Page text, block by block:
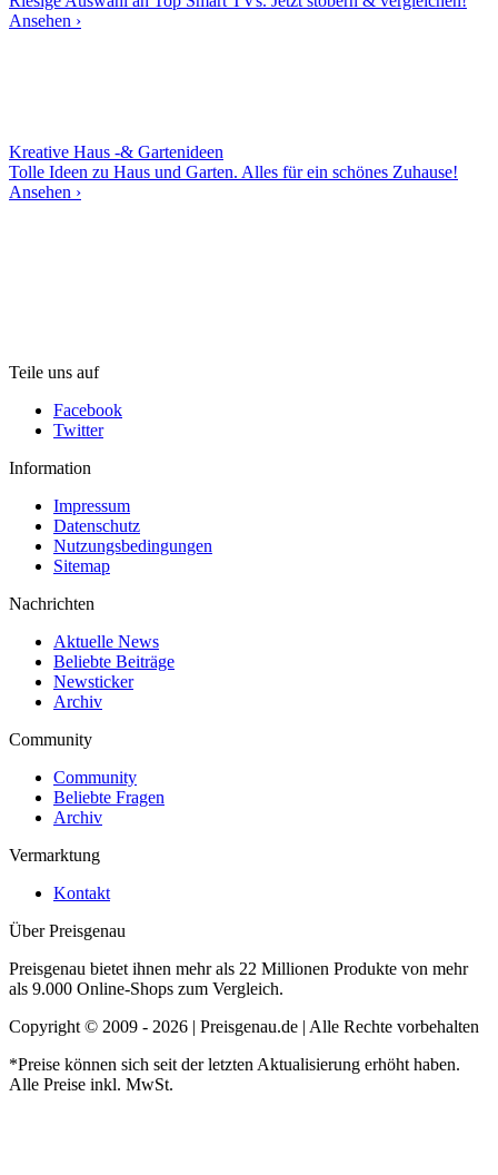
Ansehen ›
Kreative Haus -& Gartenideen
Tolle Ideen zu Haus und Garten. Alles für ein schönes Zuhause!
Ansehen ›
Teile uns auf
Facebook
Twitter
Information
Impressum
Datenschutz
Nutzungsbedingungen
Sitemap
Nachrichten
Aktuelle News
Beliebte Beiträge
Newsticker
Archiv
Community
Community
Beliebte Fragen
Archiv
Vermarktung
Kontakt
Über Preisgenau
Preisgenau bietet ihnen mehr als 22 Millionen Produkte von mehr
als 9.000 Online-Shops zum Vergleich.
Copyright © 2009 - 2026 | Preisgenau.de | Alle Rechte vorbehalten
*Preise können sich seit der letzten Aktualisierung erhöht haben.
Alle Preise inkl. MwSt.